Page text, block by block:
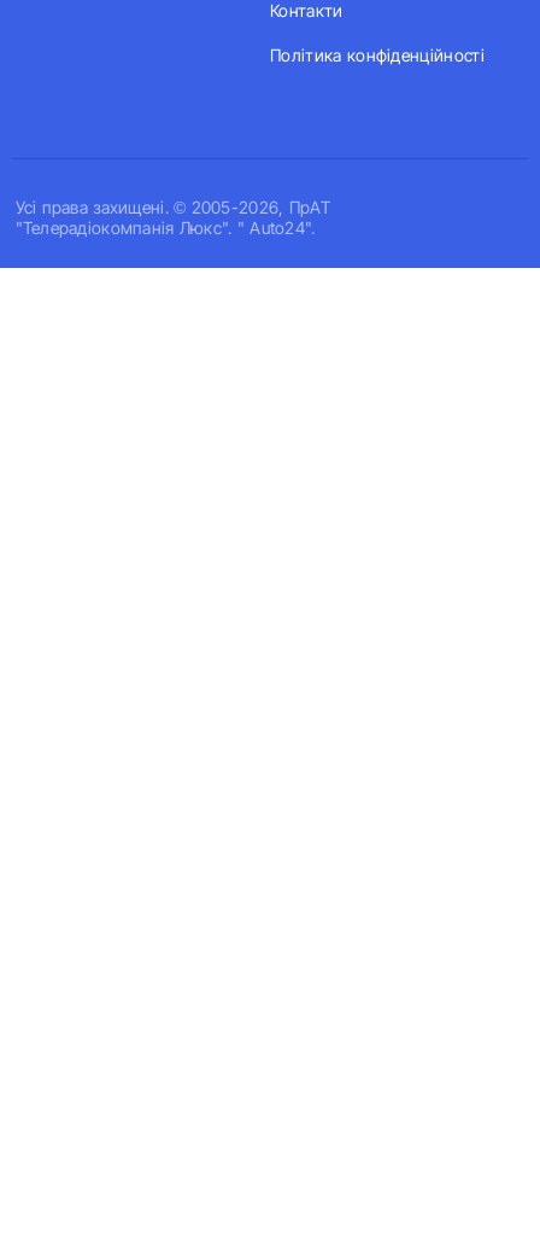
Усi права захищенi. © 2005-2026, ПрАТ
"Телерадіокомпанія Люкс". " Auto24".
Контакти
Політика конфіденційності